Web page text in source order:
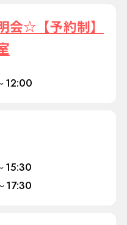
会☆【予約制】
12:00
15:30
17:30